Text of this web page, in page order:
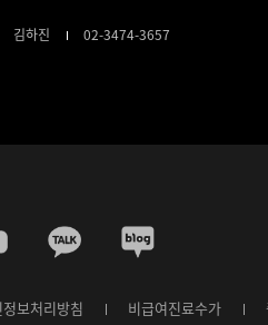
김하진 02-3474-3657
정보처리방침 비급여진료수가